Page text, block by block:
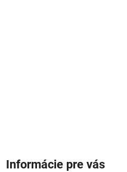
Informácie pre vás